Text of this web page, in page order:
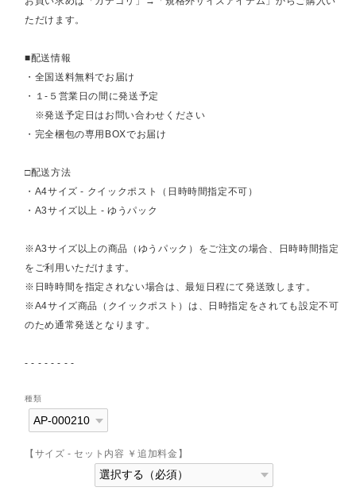
ただけます。
■配送情報
・全国送料無料でお届け
・１-５営業日の間に発送予定
※発送予定日はお問い合わせください
・完全梱包の専用BOXでお届け
□配送方法
・A4サイズ - クイックポスト（日時時間指定不可）
・A3サイズ以上 - ゆうパック
※A3サイズ以上の商品（ゆうパック）をご注文の場合、日時時間指定
をご利用いただけます。
※日時時間を指定されない場合は、最短日程にて発送致します。
※A4サイズ商品（クイックポスト）は、日時指定をされても設定不可
のため通常発送となります。
- - - - - - - -
種類
【サイズ - セット内容 ￥追加料金】